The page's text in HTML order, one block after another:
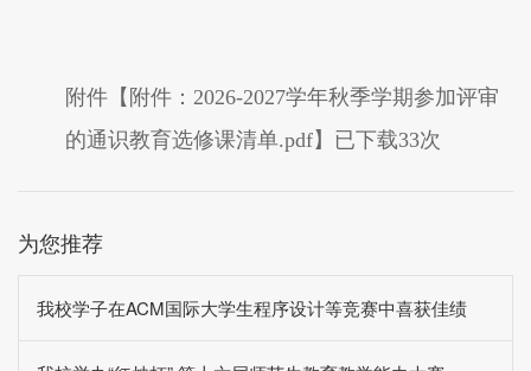
附件【 附件：2026-2027学年秋季学期参加评审
的通识教育选修课清单.pdf】已下载33次
为您推荐
我校学子在ACM国际大学生程序设计等竞赛中喜获佳绩